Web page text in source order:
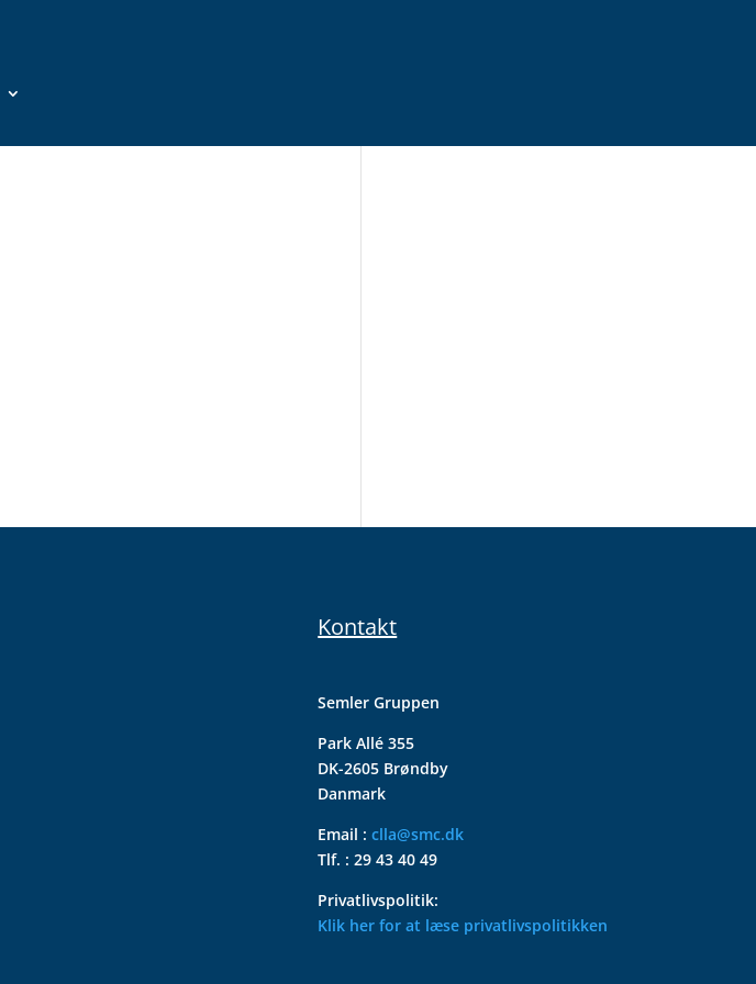
Kontakt
Semler Gruppen
Park Allé 355
DK-2605 Brøndby
Danmark
Email :clla@smc.dk
Tlf. : 29 43 40 49
Privatlivspolitik:
Klik her for at læse privatlivspolitikken